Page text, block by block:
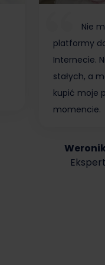
Nie
platformy
Internecie.
stałych, a
kupić moje
momencie.